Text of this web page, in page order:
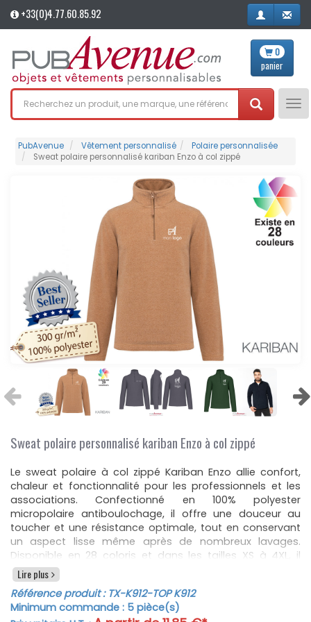
+33(0)4.77.60.85.92
0
panier
PubAvenue Vêtement personnalisé
Polaire personnalisée
Sweat polaire personnalisé kariban Enzo à col zippé
Sweat polaire personnalisé kariban Enzo à col zippé
Le sweat polaire à col zippé Kariban Enzo allie confort,
chaleur et fonctionnalité pour les professionnels et les
associations. Confectionné en 100% polyester
micropolaire antiboulochage, il offre une douceur au
toucher et une résistance optimale, tout en conservant
un aspect lisse même après de nombreux lavages.
Disponible en 28 coloris et dans les tailles XS à 4XL, il
s’intègre parfaitement dans notre sélection de
polaires personnalisables
collectivités souhaitant valoriser leur image de marque.
Pratique au quotidien, le Kariban Enzo dispose d’un col
Lire plus
Référence produit : TX-K912-TOP K912
Minimum commande : 5 pièce(s)